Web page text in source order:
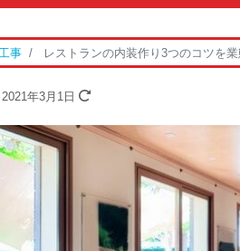
事 レストランの内装作り3つのコツを
2021年3月1日